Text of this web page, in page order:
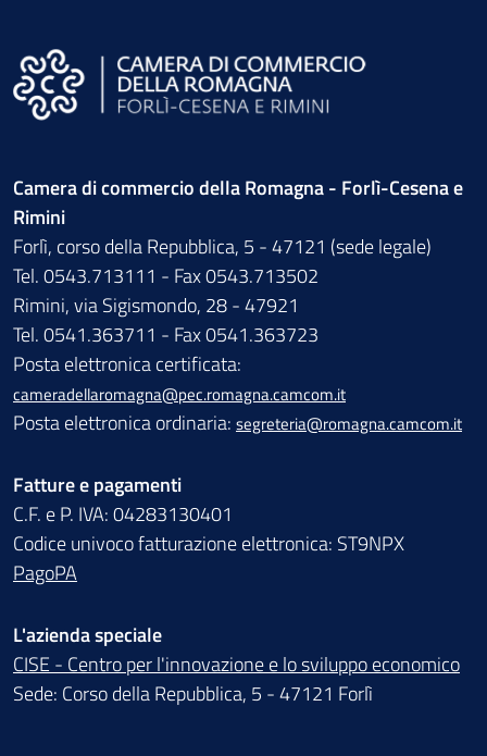
Camera di commercio della Romagna - Forlì-Cesena e
Rimini
Forlì, corso della Repubblica, 5 - 47121 (sede legale)
Tel. 0543.713111 - Fax 0543.713502
Rimini, via Sigismondo, 28 - 47921
Tel. 0541.363711 - Fax 0541.363723
Posta elettronica certificata:
cameradellaromagna@pec.romagna.camcom.it
Posta elettronica ordinaria: segreteria@romagna.camcom.it
Fatture e pagamenti
C.F. e P. IVA: 04283130401
Codice univoco fatturazione elettronica: ST9NPX
PagoPA
L'azienda speciale
CISE - Centro per l'innovazione e lo sviluppo economico
Sede: Corso della Repubblica, 5 - 47121 Forlì